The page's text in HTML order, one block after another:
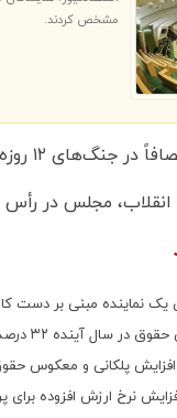
مشخص کردند.
در عرصه‌های «میدان» و «دیپلماسی» جهاد کرد.
مجلس در رأس
یک نماینده مبنی بر دست
سال آینده ۳۲ درصد است
پلکانی و معکوس حقوق‌ها/
نرخ ارزش افزوده